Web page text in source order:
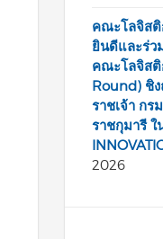
คณะโลจิสติ
ยินดีและร่ว
คณะโลจิสติ
Round) ชิ
ราชเจ้า กร
ราชกุมารี ใ
2026